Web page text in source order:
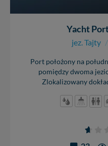
Yacht
jez. Tajty /
Port położony na
pomiędzy dwoma
Zlokalizowany